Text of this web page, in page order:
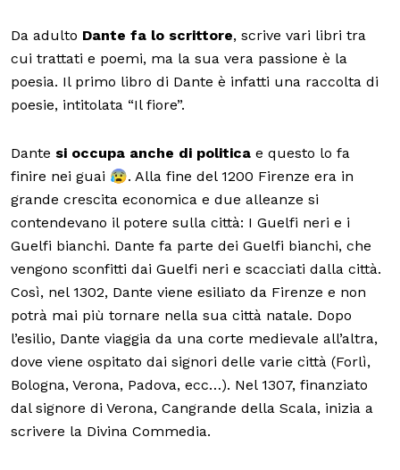
Da adulto Dante fa lo scrittore, scrive vari libri tra
cui trattati e poemi, ma la sua vera passione è la
poesia. Il primo libro di Dante è infatti una raccolta di
poesie, intitolata “Il fiore”.
Dante si occupa anche di politica e questo lo fa
finire nei guai 😰. Alla fine del 1200 Firenze era in
grande crescita economica e due alleanze si
contendevano il potere sulla città: I Guelfi neri e i
Guelfi bianchi. Dante fa parte dei Guelfi bianchi, che
vengono sconfitti dai Guelfi neri e scacciati dalla città.
Così, nel 1302, Dante viene esiliato da Firenze e non
potrà mai più tornare nella sua città natale. Dopo
l’esilio, Dante viaggia da una corte medievale all’altra,
dove viene ospitato dai signori delle varie città (Forlì,
Bologna, Verona, Padova, ecc…). Nel 1307, finanziato
dal signore di Verona, Cangrande della Scala, inizia a
scrivere la Divina Commedia.